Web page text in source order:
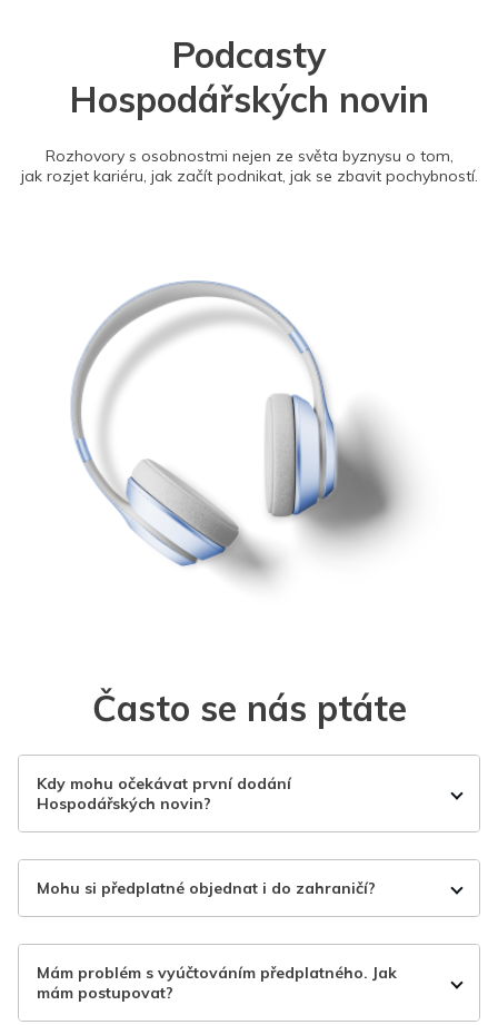
Podcasty
Hospodářských novin
Rozhovory s osobnostmi nejen ze světa byznysu o tom,
jak rozjet kariéru, jak začít podnikat, jak se zbavit pochybností.
Často se nás ptáte
Kdy mohu očekávat první dodání
Hospodářských novin?
Mohu si předplatné objednat i do zahraničí?
Mám problém s vyúčtováním předplatného. Jak
mám postupovat?